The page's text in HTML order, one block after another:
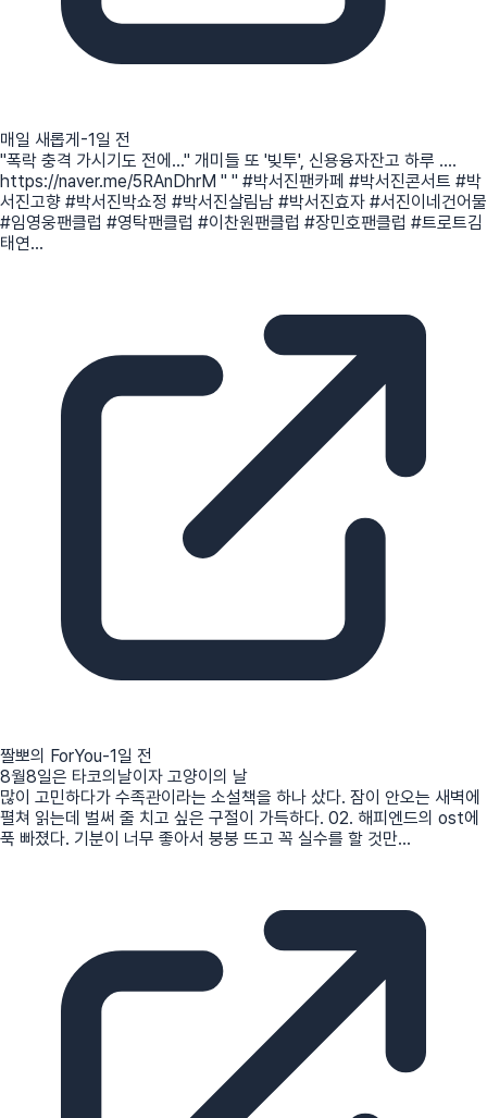
매일 새롭게 -1일 전
"폭락 충격 가시기도 전에..." 개미들 또 '빚투', 신용융자잔고 하루 ....
https://naver.me/5RAnDhrM " " #박서진팬카페 #박서진콘서트 #박
서진고향 #박서진박쇼정 #박서진살림남 #박서진효자 #서진이네건어물
#임영웅팬클럽 #영탁팬클럽 #이찬원팬클럽 #장민호팬클럽 #트로트김
태연...
짤뽀의 ForYou-1일 전
8월8일은 타코의날이자 고양이의 날
많이 고민하다가 수족관이라는 소설책을 하나 샀다. 잠이 안오는 새벽에
펼쳐 읽는데 벌써 줄 치고 싶은 구절이 가득하다. 02. 해피엔드의 ost에
푹 빠졌다. 기분이 너무 좋아서 붕붕 뜨고 꼭 실수를 할 것만...